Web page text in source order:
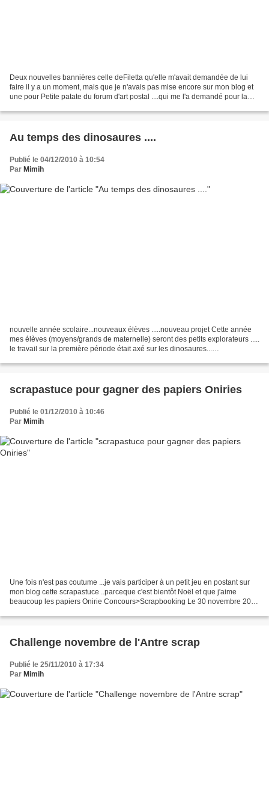
Deux nouvelles bannières celle deFiletta qu'elle m'avait demandée de lui
faire il y a un moment, mais que je n'avais pas mise encore sur mon blog et
une pour Petite patate du forum d'art postal ....qui me l'a demandé pour la
Au temps des dinosaures ....
Publié le 04/12/2010 à 10:54
Par Mimih
nouvelle année scolaire...nouveaux élèves .....nouveau projet Cette année
mes élèves (moyens/grands de maternelle) seront des petits explorateurs .....
le travail sur la première période était axé sur les dinosaures...
scrapastuce pour gagner des papiers Oniries
Publié le 01/12/2010 à 10:46
Par Mimih
Une fois n'est pas coutume ...je vais participer à un petit jeu en postant sur
mon blog cette scrapastuce ..parceque c'est bientôt Noël et que j'aime
beaucoup les papiers Onirie Concours>Scrapbooking Le 30 novembre 2010
Challenge novembre de l'Antre scrap
Publié le 25/11/2010 à 17:34
Par Mimih